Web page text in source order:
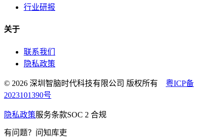
行业研报
关于
联系我们
隐私政策
© 2026 深圳智脑时代科技有限公司 版权所有 粤ICP备
2023101390号
隐私政策服务条款SOC 2 合规
有问题？问知库吏